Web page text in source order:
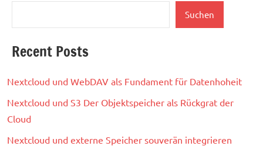
Suchen
Recent Posts
Nextcloud und WebDAV als Fundament für Datenhoheit
Nextcloud und S3 Der Objektspeicher als Rückgrat der
Cloud
Nextcloud und externe Speicher souverän integrieren